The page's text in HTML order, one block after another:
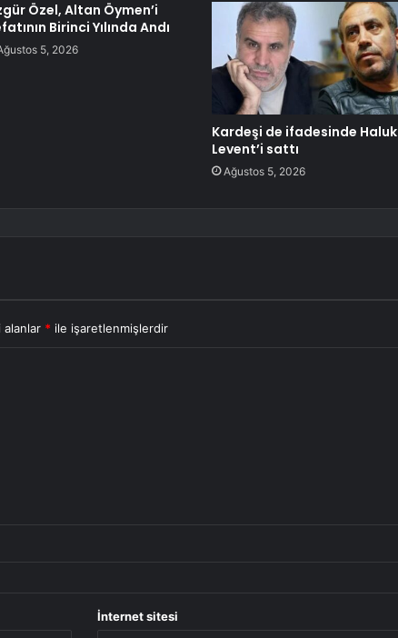
Özel, Altan Öymen’i
Birinci Yılında Andı
5, 2026
Kardeşi de ifadesinde Haluk
Levent’i sattı
Ağustos 5, 2026
alanlar * ile işaretlenmişlerdir
İnternet sitesi